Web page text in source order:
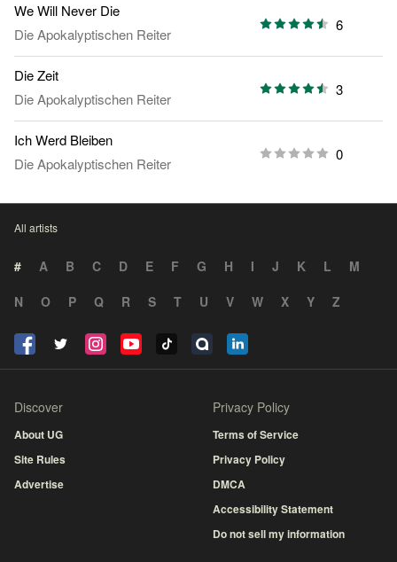
We Will Never Die
Die Apokalyptischen Reiter
6
Die Zeit
Die Apokalyptischen Reiter
3
Ich Werd Bleiben
Die Apokalyptischen Reiter
0
All artists
# A B C D E F G H I J K L
M
N
O P Q R S T U V W X Y Z
Discover
About UG
Site Rules
Advertise
Privacy Policy
Terms of Service
Privacy Policy
DMCA
Accessibility Statement
Do not sell my information